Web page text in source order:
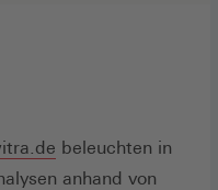
(Öffnet
in
beleuchten in
anhand von